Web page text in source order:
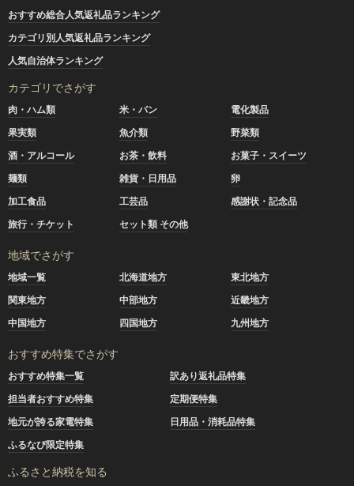
おすすめ総合人気返礼品ランキング
カテゴリ別人気返礼品ランキング
人気自治体ランキング
カテゴリでさがす
肉・ハム類 米・パン
電化製品
果実類
魚介類
野菜類
酒・アルコール
お茶・飲料
お菓子・スイーツ
麺類
雑貨・日用品
卵
加工食品
工芸品
感謝状・記念品
旅行・チケット
セット類 その他
地域でさがす
地域一覧 北海道地方
東北地方
関東地方
中部地方
近畿地方
中国地方
四国地方 九州地方
おすすめ特集でさがす
おすすめ特集一覧
訳あり返礼品特集
担当者おすすめ特集
定期便特集
地元が誇る家電特集
日用品・消耗品特集
ふるなび限定特集
ふるさと納税を知る